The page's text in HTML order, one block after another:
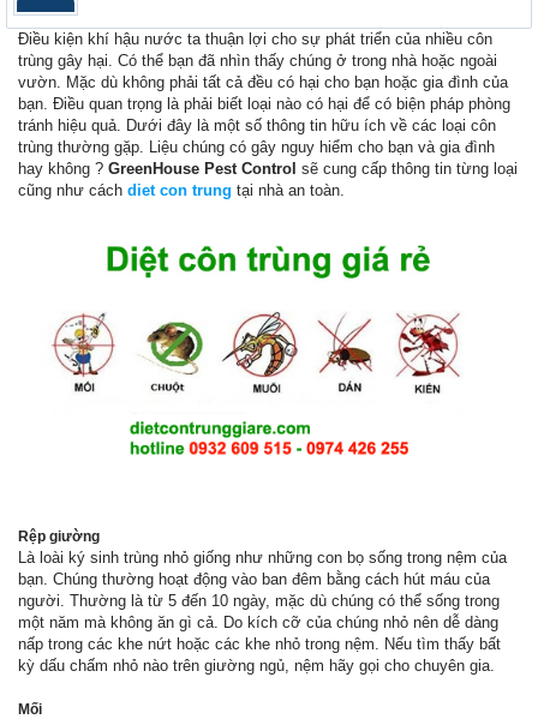
Điều kiện khí hậu nước ta thuận lợi cho sự phát triển của nhiều côn
trùng gây hại. Có thể bạn đã nhìn thấy chúng ở trong nhà hoặc ngoài
vườn. Mặc dù không phải tất cả đều có hại cho bạn hoặc gia đình của
bạn. Điều quan trọng là phải biết loại nào có hại để có biện pháp phòng
tránh hiệu quả. Dưới đây là một số thông tin hữu ích về các loại côn
trùng thường gặp. Liệu chúng có gây nguy hiểm cho bạn và gia đình
hay không ? GreenHouse Pest Control sẽ cung cấp thông tin từng loại
cũng như cách diet con trung tại nhà an toàn.
Rệp giường
Là loài ký sinh trùng nhỏ giống như những con bọ sống trong nệm của
bạn. Chúng thường hoạt động vào ban đêm bằng cách hút máu của
người. Thường là từ 5 đến 10 ngày, mặc dù chúng có thể sống trong
một năm mà không ăn gì cả. Do kích cỡ của chúng nhỏ nên dễ dàng
nấp trong các khe nứt hoặc các khe nhỏ trong nệm. Nếu tìm thấy bất
kỳ dấu chấm nhỏ nào trên giường ngủ, nệm hãy gọi cho chuyên gia.
Mối